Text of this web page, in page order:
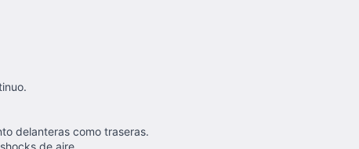
delanteras como traseras.
de aire.